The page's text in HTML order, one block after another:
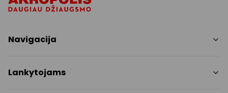
Navigacija
Paslaugos
Lankytojams